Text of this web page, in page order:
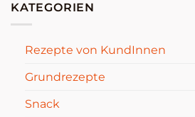
KATEGORIEN
Rezepte von KundInnen
Grundrezepte
Snack